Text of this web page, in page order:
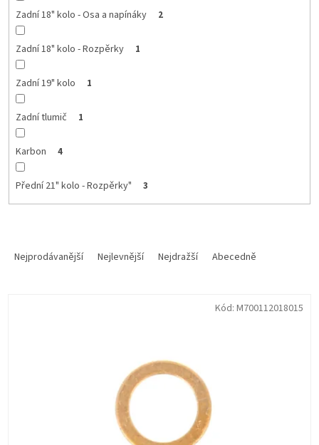
Zadní 18" kolo - Osa a napínáky 2
Zadní 18" kolo - Rozpěrky 1
Zadní 19" kolo 1
Zadní tlumič 1
Karbon 4
Přední 21" kolo - Rozpěrky" 3
Nejprodávanější Nejlevnější Nejdražší Abecedně
Kód: M700112018015